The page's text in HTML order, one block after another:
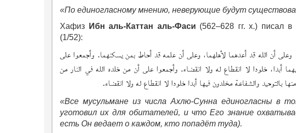
«По единогласному мнению, неверующие будут
Хафиз
Ибн аль-Каттан аль-Фаси (562–628 гг. х.) писал в
(1/52):
وعلى أن الله قد أعدهما لأهلهما، وعلى أن علمه قد أحاط بمن يسكنهما. وأجمعوا على
أبدا، خلودا لا انقطاع له ولا انقضاء. وأجمعوا على أن من خلده الله في النار من
بالتوحيد والشفاعة مخلدون فيها أبدا خلودا لا انقطاع له ولا انقضاء.
«Все мусульмане из числа Ахлю-Сунна единогласны в
уготовил их для обитателей, и что Его знание
есть Он ведает о каждом, кто попадёт туда).